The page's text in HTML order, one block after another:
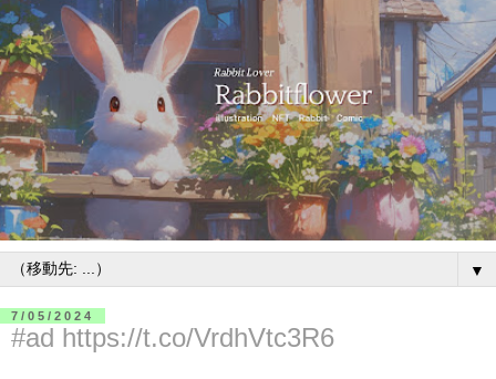
▼
7/05/2024
#ad https://t.co/VrdhVtc3R6